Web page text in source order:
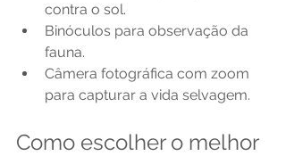
contra o sol.
Binóculos para observação da
fauna.
Câmera fotográfica com zoom
para capturar a vida selvagem.
Como escolher o melhor